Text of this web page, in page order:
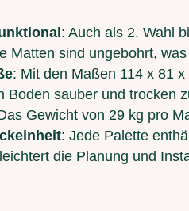
: Auch als 2. Wahl
Matten sind ungebohrt,
: Mit den Maßen 114 x 81
Boden sauber und trocken
Gewicht von 29 kg pro
: Jede Palette
die Planung und